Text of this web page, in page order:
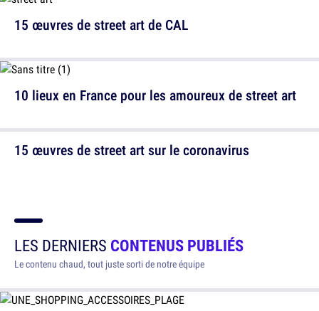
10 lieux en France pour les amoureux de street art
15 œuvres de street art de CAL
15 œuvres de street art sur le coronavirus
LES DERNIERS CONTENUS PUBLIÉS
Le contenu chaud, tout juste sorti de notre équipe